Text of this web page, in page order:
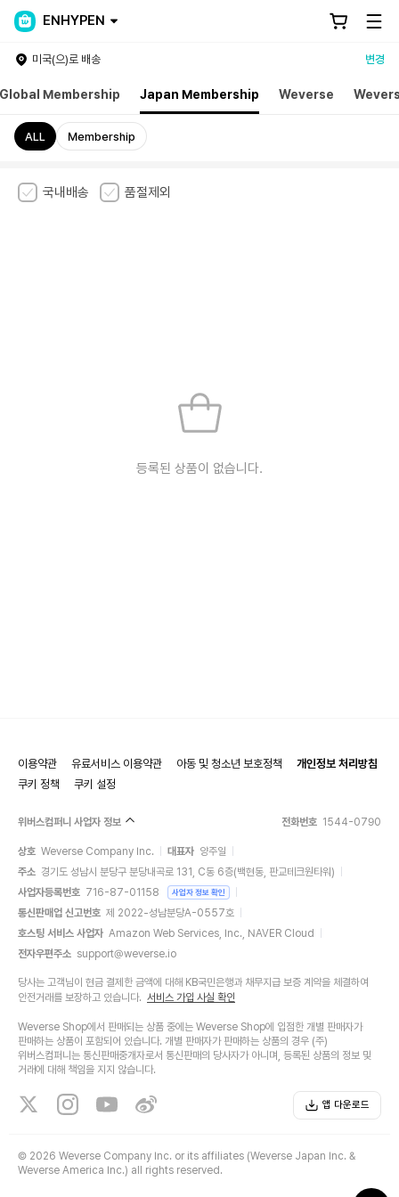
ENHYPEN
미국(으)로 배송 변경
Global Membership Japan Membership Weverse
ALL Membership
국내배송 품절제외
등록된 상품이 없습니다.
이용약관 유료서비스 이용약관 아동 및 청소년 보호정책
개인정보 처리방침
쿠키 정책
쿠키 설정
위버스컴퍼니 사업자 정보 전화번호 1544-0790
상호 Weverse Company Inc. 대표자 양주일
주소 경기도 성남시 분당구 분당내곡로 131, C동 6층(백현동, 판교테크원타워)
사업자등록번호 716-87-01158 사업자 정보 확인
통신판매업 신고번호 제 2022-성남분당A-0557호
호스팅 서비스 사업자 Amazon Web Services, Inc., NAVER Cloud
전자우편주소 support@weverse.io
당사는 고객님이 현금 결제한 금액에 대해 KB국민은행과 채무지급 보증 계약을 체결하여
안전거래를 보장하고 있습니다. 서비스 가입 사실 확인
Weverse Shop에서 판매되는 상품 중에는 Weverse Shop에 입점한 개별 판매자가
판매하는 상품이 포함되어 있습니다. 개별 판매자가 판매하는 상품의 경우 (주)
위버스컴퍼니는 통신판매중개자로서 통신판매의 당사자가 아니며, 등록된 상품의 정보 및
거래에 대해 책임을 지지 않습니다.
앱 다운로드
© 2026 Weverse Company Inc. or its affiliates (Weverse Japan Inc. &
Weverse America Inc.) all rights reserved.